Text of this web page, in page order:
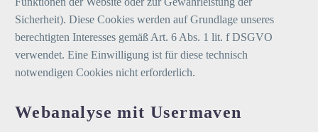
Sicherheit). Diese Cookies werden auf Grundlage unseres
berechtigten Interesses gemäß Art. 6 Abs. 1 lit. f DSGVO
verwendet. Eine Einwilligung ist für diese technisch
notwendigen Cookies nicht erforderlich.
Webanalyse mit Usermaven